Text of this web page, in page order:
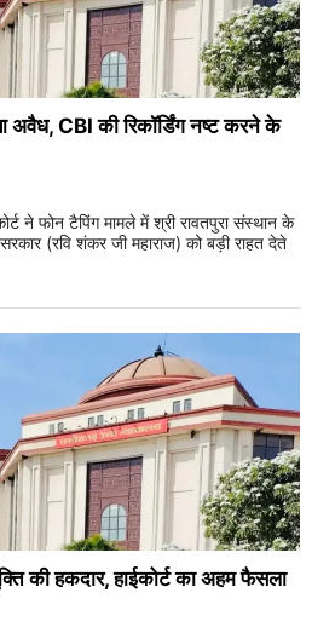
अवैध, CBI की रिकॉर्डिंग नष्ट करने के
ने फोन टैपिंग मामले में श्री रावतपुरा संस्थान के
(रवि शंकर जी महाराज) को बड़ी राहत देते
की हकदार, हाईकोर्ट का अहम फैसला